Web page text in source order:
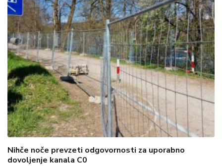
Nihče noče prevzeti odgovornosti za uporabno
dovoljenje kanala C0